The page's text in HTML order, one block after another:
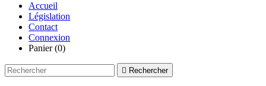
Accueil
Législation
Contact
Connexion
Panier (0)
 Rechercher